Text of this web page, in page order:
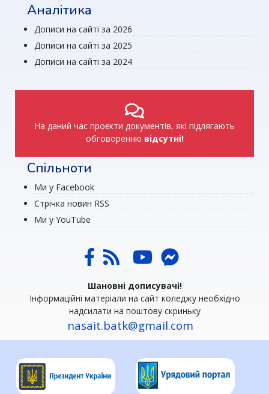
Аналітика
Дописи на сайті за 2026
Дописи на сайті за 2025
Дописи на сайті за 2024
На даний час проєкти документів, які підлягають
обговоренню відсутні!
Спільноти
Ми у Facebook
Стрічка новин RSS
Ми у YouTube
Шановні дописувачі!
Інформаційні матеріали на сайт коледжу необхідно
надсилати на поштову скриньку
nasait.batk@gmail.com